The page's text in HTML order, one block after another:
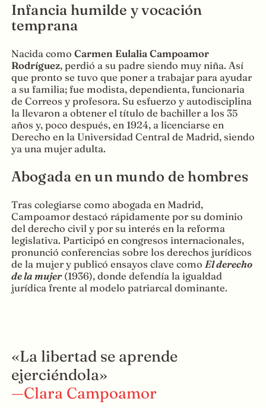
Infancia humilde y vocación
temprana
Nacida como Carmen Eulalia Campoamor
Rodríguez, perdió a su padre siendo muy niña. Así
que pronto se tuvo que poner a trabajar para ayudar
a su familia; fue modista, dependienta, funcionaria
de Correos y profesora. Su esfuerzo y autodisciplina
la llevaron a obtener el título de bachiller a los 35
años y, poco después, en 1924, a licenciarse en
Derecho en la Universidad Central de Madrid, siendo
ya una mujer adulta.
Abogada en un mundo de hombres
Tras colegiarse como abogada en Madrid,
Campoamor destacó rápidamente por su dominio
del derecho civil y por su interés en la reforma
legislativa. Participó en congresos internacionales,
pronunció conferencias sobre los derechos jurídicos
de la mujer y publicó ensayos clave como El derecho
de la mujer (1936), donde defendía la igualdad
jurídica frente al modelo patriarcal dominante.
«La libertad se aprende
ejerciéndola»
—Clara Campoamor